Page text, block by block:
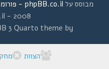
מבוסס עלphpBB.co.il - פורומים בעברית
2008 - phpBB.co.il.
3 Quarto theme by
הצוות מחק את